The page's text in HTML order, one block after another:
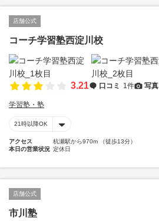
店舗公式
コーチ学習塾西淀川校
3.21 口コミ 1件 写真
学習塾・塾
21時以降OK
アクセス
杭瀬駅から970m （徒歩13分）
本日の営業状況 定休日
店舗公式
市川塾